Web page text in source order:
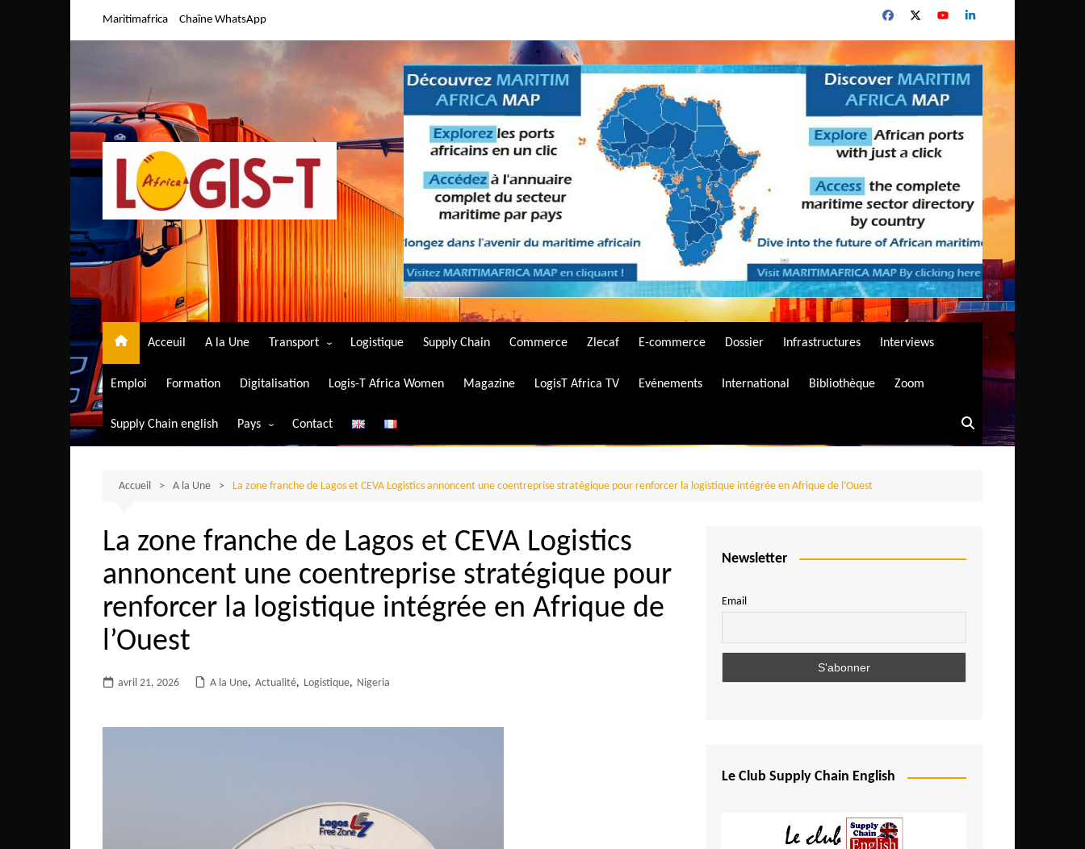
Maritimafrica Chaîne WhatsApp
Acceuil A la Une Transport
Transport aérien
Transport ferroviaire
Transport routier
Logistique Supply Chain Commerce Zlecaf E-commerce Dossier Infrastructures Interviews
Emploi Formation Digitalisation Logis-T Africa Women Magazine LogisT Africa TV Evénements International Bibliothèque Zoom
Supply Chain english Pays
Algérie
Bénin
Burkina-Faso
Burundi
Bostwana
Centrafrique
Ethiopie
Gabon
Contact
Accueil A la Une La zone franche de Lagos et CEVA Logistics annoncent une coentreprise stratégique pour renforcer la logistique intégrée en Afrique de l’Ouest
La zone franche de Lagos et CEVA Logistics
annoncent une coentreprise stratégique pour
renforcer la logistique intégrée en Afrique de
l’Ouest
avril 21, 2026 A la Une, Actualité, Logistique, Nigeria
Newsletter
Email
Le Club Supply Chain English